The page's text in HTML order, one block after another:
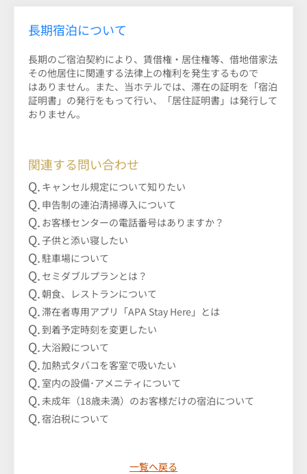
長期宿泊について
長期のご宿泊契約により、賃借権・居住権等、借地借家法
その他居住に関連する法律上の権利を発生するもので
はありません。また、当ホテルでは、滞在の証明を「宿泊
証明書」の発行をもって行い、「居住証明書」は発行して
おりません。
関連する問い合わせ
キャンセル規定について知りたい
申告制の連泊清掃導入について
お客様センターの電話番号はありますか？
子供と添い寝したい
駐車場について
セミダブルプランとは？
朝食、レストランについて
滞在者専用アプリ「APA Stay Here」とは
到着予定時刻を変更したい
大浴殿について
加熱式タバコを客室で吸いたい
室内の設備･アメニティについて
未成年（18歳未満）のお客様だけの宿泊について
宿泊税について
一覧へ戻る